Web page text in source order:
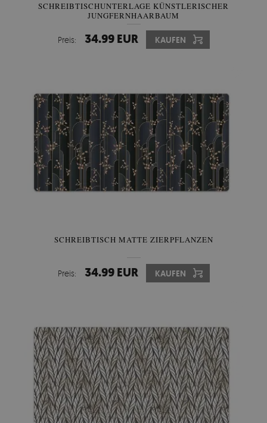
SCHREIBTISCHUNTERLAGE KÜNSTLERISCHER
JUNGFERNHAARBAUM
Preis: 34.99 EUR KAUFEN
SCHREIBTISCH MATTE ZIERPFLANZEN
Preis: 34.99 EUR KAUFEN